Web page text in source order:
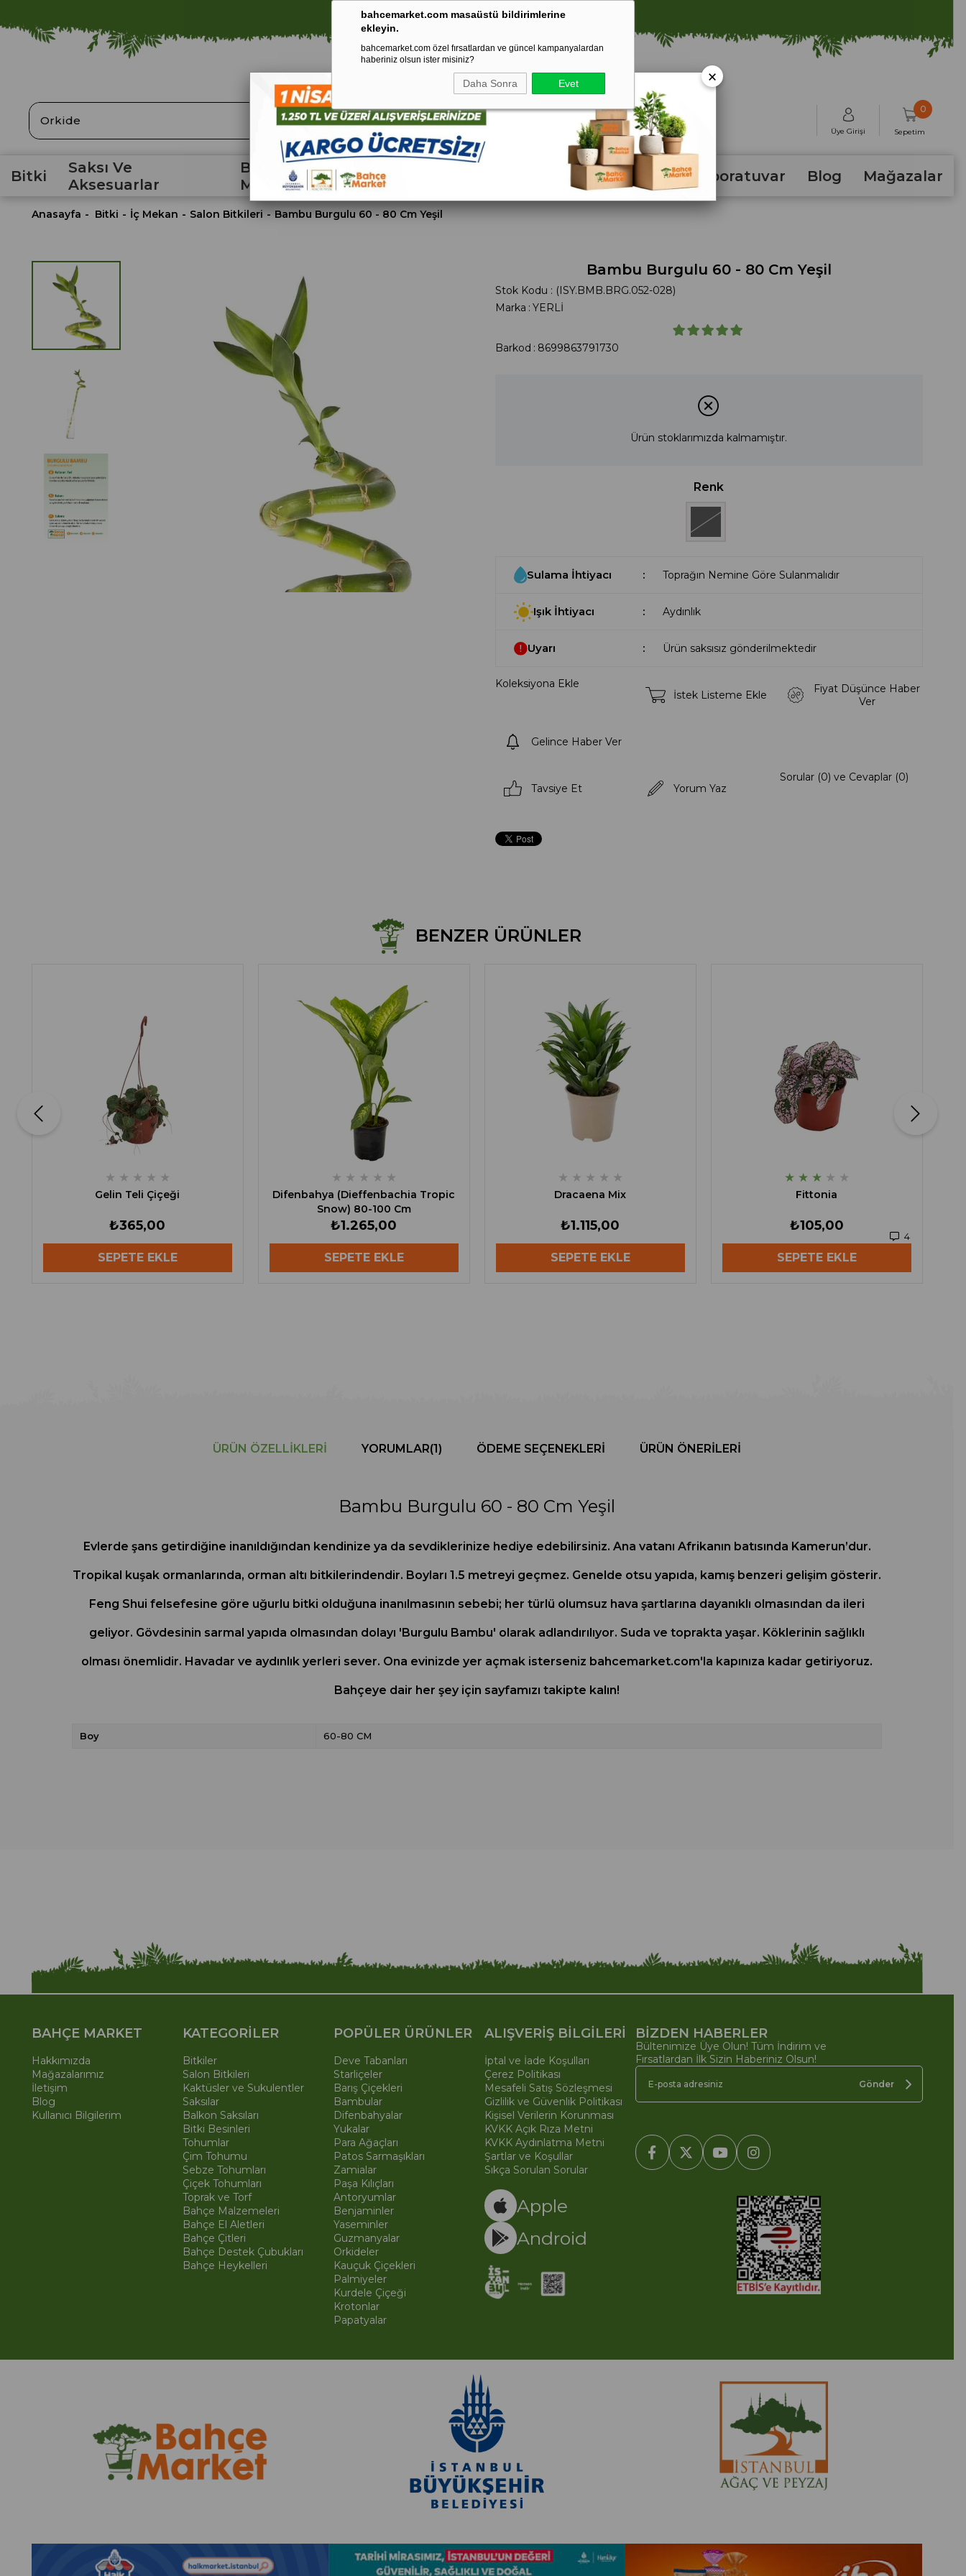
bahcemarket.com masaüstü bildirimlerine
ekleyin.
bahcemarket.com özel fırsatlardan ve güncel kampanyalardan
haberiniz olsun ister misiniz?
Daha Sonra Evet
🚀 1250 TL ÜZERİ ALIŞVERİŞLERDE KARGO ÜCRETSİZ!
⚠️ SATIŞLARIMIZ YALNIZCA İSTANBUL İLİ İLE SINIRLIDIR.
ARA
Üye Girişi Sepetim
0
Bitki
Saksı Ve
Aksesuarlar
Bahçe
Malzemeleri
Tohum Laboratuvar Blog Mağazalar
Anasayfa Bitki İç Mekan Salon Bitkileri Bambu Burgulu 60 - 80 Cm Yeşil
Bambu Burgulu 60 - 80 Cm Yeşil
Stok Kodu
(ISY.BMB.BRG.052-028)
Marka : YERLİ
Barkod : 8699863791730
Ürün stoklarımızda kalmamıştır.
Renk
Sulama İhtiyacı Toprağın Nemine Göre Sulanmalıdır
Işık İhtiyacı Aydınlık
Uyarı Ürün saksısız gönderilmektedir
Koleksiyona Ekle
İstek Listeme Ekle
Fiyat Düşünce Haber
Ver
Gelince Haber Ver
Tavsiye Et Yorum Yaz
Sorular (0) ve Cevaplar (0)
BENZER ÜRÜNLER
★ ★ ★ ★ ★
Gelin Teli Çiçeği
₺365,00
SEPETE EKLE
★ ★ ★ ★ ★
Difenbahya (Dieffenbachia Tropic
Snow) 80-100 Cm
₺1.265,00
SEPETE EKLE
★ ★ ★ ★ ★
Dracaena Mix
₺1.115,00
SEPETE EKLE
★ ★ ★ ★ ★
Fittonia
4
₺105,00
SEPETE EKLE
ÜRÜN ÖZELLIKLERI YORUMLAR(1) ÖDEME SEÇENEKLERI ÜRÜN ÖNERILERI
Bambu Burgulu 60 - 80 Cm Yeşil
Evlerde şans getirdiğine inanıldığından kendinize ya da sevdiklerinize hediye edebilirsiniz. Ana vatanı Afrikanın batısında Kamerun’dur.
Tropikal kuşak ormanlarında, orman altı bitkilerindendir. Boyları 1.5 metreyi geçmez. Genelde otsu yapıda, kamış benzeri gelişim gösterir.
Feng Shui felsefesine göre uğurlu bitki olduğuna inanılmasının sebebi; her türlü olumsuz hava şartlarına dayanıklı olmasından da ileri
geliyor. Gövdesinin sarmal yapıda olmasından dolayı 'Burgulu Bambu' olarak adlandırılıyor. Suda ve toprakta yaşar. Köklerinin sağlıklı
olması önemlidir. Havadar ve aydınlık yerleri sever. Ona evinizde yer açmak isterseniz bahcemarket.com'la kapınıza kadar getiriyoruz.
Bahçeye dair her şey için sayfamızı takipte kalın!
Boy 60-80 CM
BAHÇE MARKET
Hakkımızda
Mağazalarımız
İletişim
Blog
Kullanıcı Bilgilerim
KATEGORİLER
Bitkiler
Salon Bitkileri
Kaktüsler ve Sukulentler
Saksılar
Balkon Saksıları
Bitki Besinleri
Tohumlar
Çim Tohumu
Sebze Tohumları
Çiçek Tohumları
Toprak ve Torf
Bahçe Malzemeleri
Bahçe El Aletleri
Bahçe Çitleri
Bahçe Destek Çubukları
Bahçe Heykelleri
POPÜLER ÜRÜNLER
Deve Tabanları
Starliçeler
Barış Çiçekleri
Bambular
Difenbahyalar
Yukalar
Para Ağaçları
Patos Sarmaşıkları
Zamialar
Paşa Kılıçları
Antoryumlar
Benjaminler
Yaseminler
Guzmanyalar
Orkideler
Kauçuk Çiçekleri
Palmiyeler
Kurdele Çiçeği
Krotonlar
Papatyalar
ALIŞVERİŞ BİLGİLERİ
İptal ve İade Koşulları
Çerez Politikası
Mesafeli Satış Sözleşmesi
Gizlilik ve Güvenlik Politikası
Kişisel Verilerin Korunması
KVKK Açık Rıza Metni
KVKK Aydınlatma Metni
Şartlar ve Koşullar
Sıkça Sorulan Sorular
Apple
Android
BİZDEN HABERLER
Bültenimize Üye Olun! Tüm İndirim ve
Fırsatlardan İlk Sizin Haberiniz Olsun!
Gönder
×